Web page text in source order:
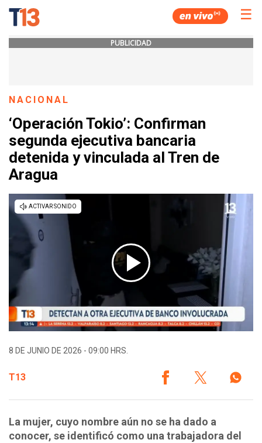
☰
PUBLICIDAD
NACIONAL
‘Operación Tokio’: Confirman
segunda ejecutiva bancaria
detenida y vinculada al Tren de
Aragua
8 DE JUNIO DE 2026 - 09:00 HRS.
T13
La mujer, cuyo nombre aún no se ha dado a
conocer, se identificó como una trabajadora del